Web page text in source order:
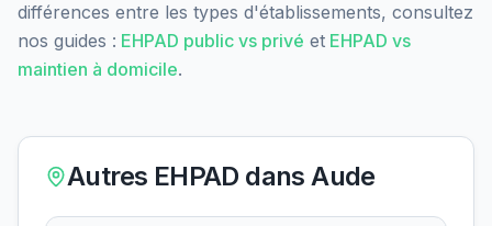
différences entre les types d'établissements, consultez
nos guides : EHPAD public vs privé et EHPAD vs
maintien à domicile.
Autres EHPAD dansAude